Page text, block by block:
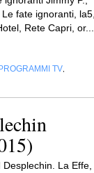
fate ignoranti,
Rete Capri, or...
PROGRAMMI TV
La Effe,